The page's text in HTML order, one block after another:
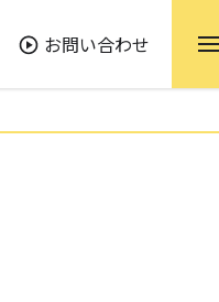
お問い合わせ